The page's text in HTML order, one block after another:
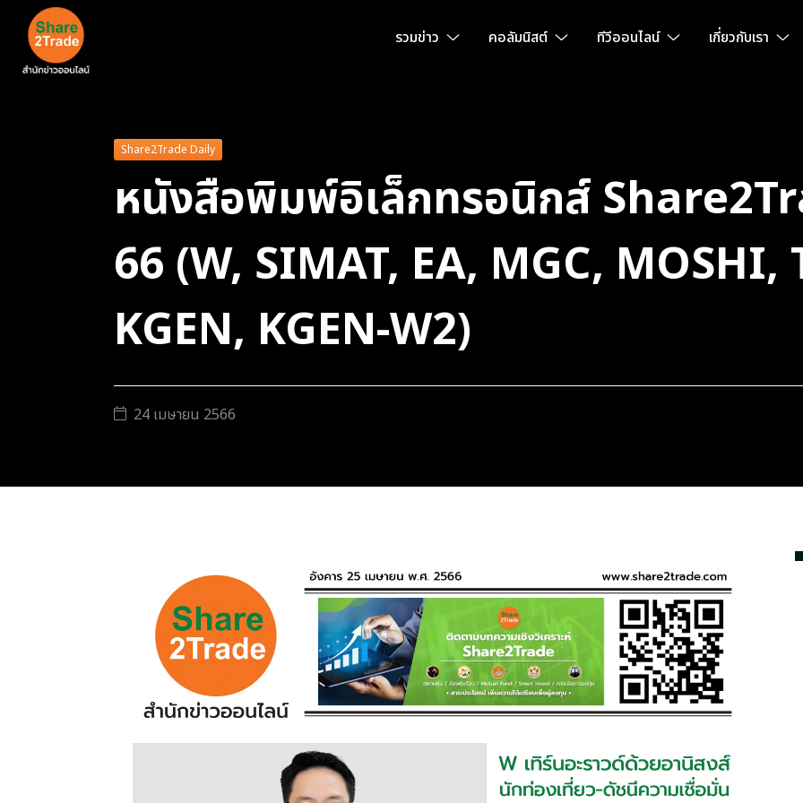
รวมข่าว คอลัมนิสต์ ทีวีออนไลน์ เกี่ยวกับเรา
Share2Trade Daily
หนังสือพิมพ์อิเล็กทรอนิกส์
66 (W, SIMAT, EA, MGC, MOSHI,
KGEN, KGEN-W2)
24 เมษายน 2566